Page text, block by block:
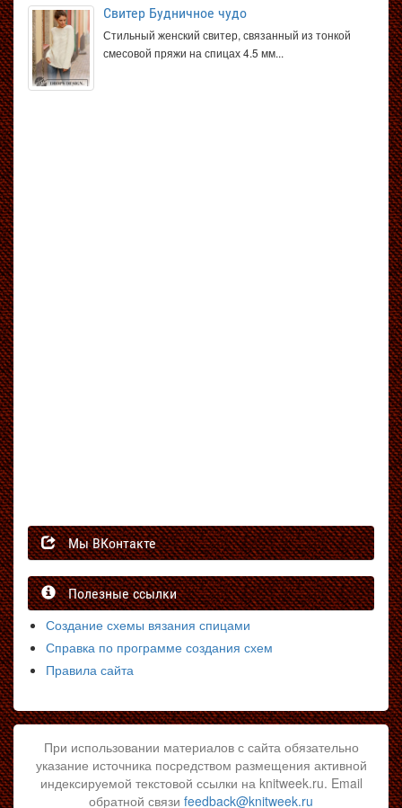
Свитер Будничное чудо
Стильный женский свитер, связанный из тонкой
смесовой пряжи на спицах 4.5 мм...
Мы ВКонтакте
Полезные ссылки
Создание схемы вязания спицами
Справка по программе создания схем
Правила сайта
При использовании материалов с сайта обязательно
указание источника посредством размещения активной
индексируемой текстовой ссылки на knitweek.ru. Email
обратной связи feedback@knitweek.ru